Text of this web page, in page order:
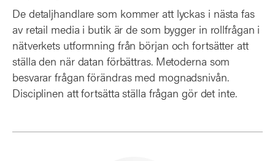
De detaljhandlare som kommer att lyckas i nästa fas
av retail media i butik är de som bygger in rollfrågan i
nätverkets utformning från början och fortsätter att
ställa den när datan förbättras. Metoderna som
besvarar frågan förändras med mognadsnivån.
Disciplinen att fortsätta ställa frågan gör det inte.